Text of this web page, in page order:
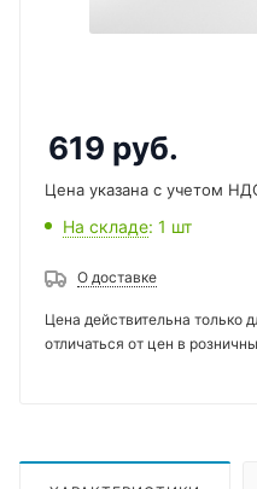
619 руб.
Цена указана с учетом
На складе: 1 шт
О доставке
Цена действительна только
отличаться от цен в